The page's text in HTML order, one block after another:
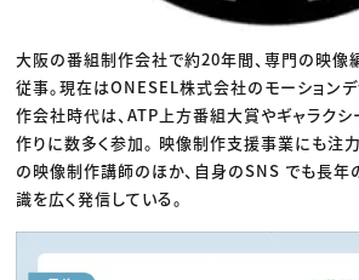
大阪の番組制作会社で約20年間、専門の映像
従事。現在はONESEL株式会社のモーションデ
作会社時代は、ATP上方番組大賞やギャラク
作りに数多く参加。 映像制作支援事業にも注
の映像制作講師のほか、自身のSNS でも長年
識を広く発信している。